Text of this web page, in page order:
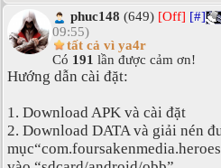
phuc148 (649) [Off] [#]
09:55)
tất cả vì ya4r
Có 191 lần được cảm ơn!
Hướng dẫn cài đặt:
1. Download APK và cài đặt
2. Download DATA và giải nén